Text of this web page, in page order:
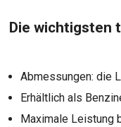
Die wichtigsten
Abmessungen: die
Erhältlich als
Maximale Leistung